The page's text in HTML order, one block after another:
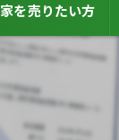
家を売りたい方